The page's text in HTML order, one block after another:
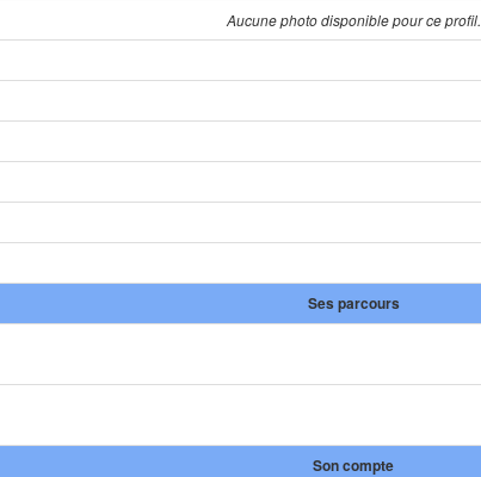
Aucune photo disponible pour ce profil.
Ses parcours
Son compte